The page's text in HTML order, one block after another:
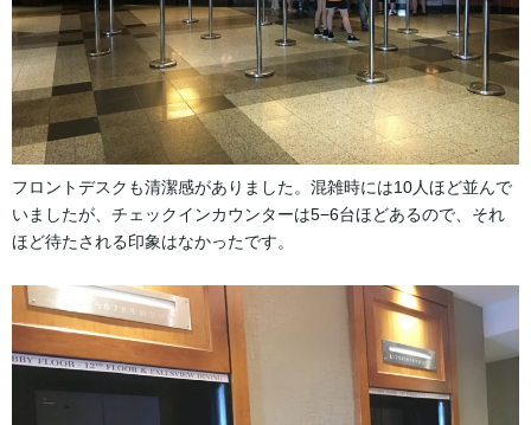
フロントデスクも清潔感がありました。混雑時には10人ほど並んで
いましたが、チェックインカウンターは5−6台ほどあるので、それ
ほど待たされる印象はなかったです。